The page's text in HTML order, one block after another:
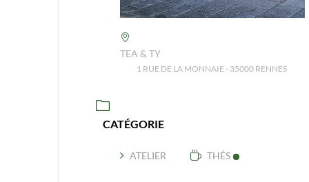
TEA & TY
1 RUE DE LA MONNAIE - 35000 RENNES
CATÉGORIE
ATELIER THÉS